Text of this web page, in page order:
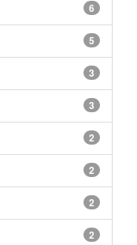
6
5
3
3
2
2
2
2